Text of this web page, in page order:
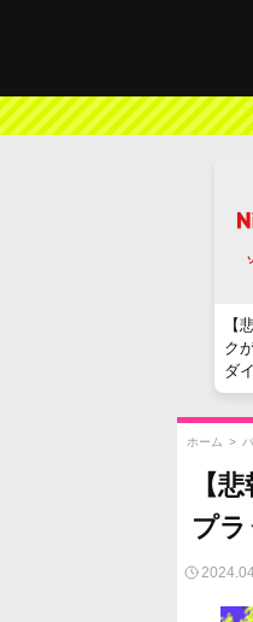
【
ク
ダ
し
ホーム >
【
プラ